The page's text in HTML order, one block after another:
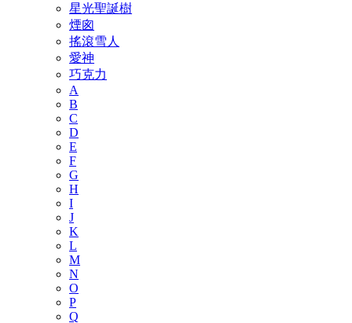
星光聖誕樹
煙囪
搖滾雪人
愛神
巧克力
A
B
C
D
E
F
G
H
I
J
K
L
M
N
O
P
Q